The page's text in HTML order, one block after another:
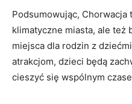
Podsumowując,
klimatyczne ⁤miasta, ale​ też
miejsca dla ‌rodzin z
atrakcjom, ⁣dzieci ​będą
cieszyć się wspólnym